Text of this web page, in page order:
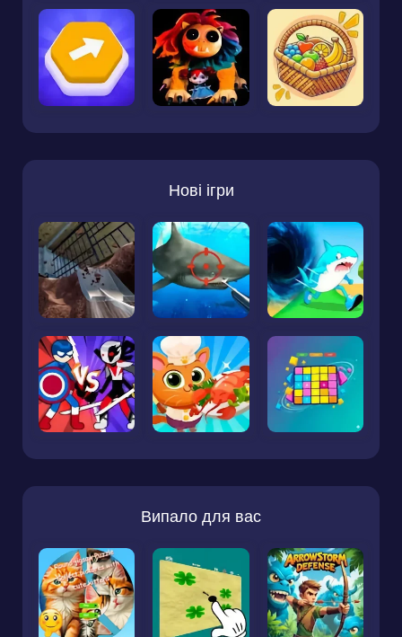
Нові ігри
Випало для вас